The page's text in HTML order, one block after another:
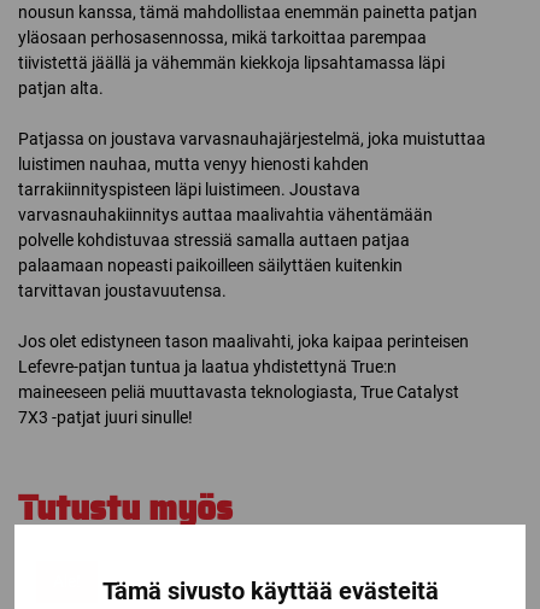
Tämä sivusto käyttää evästeitä
nousun kanssa, tämä mahdollistaa enemmän painetta patjan
yläosaan perhosasennossa, mikä tarkoittaa parempaa
tiivistettä jäällä ja vähemmän kiekkoja lipsahtamassa läpi
patjan alta.
Patjassa on joustava varvasnauhajärjestelmä, joka muistuttaa
luistimen nauhaa, mutta venyy hienosti kahden
tarrakiinnityspisteen läpi luistimeen. Joustava
varvasnauhakiinnitys auttaa maalivahtia vähentämään
polvelle kohdistuvaa stressiä samalla auttaen patjaa
palaamaan nopeasti paikoilleen säilyttäen kuitenkin
tarvittavan joustavuutensa.
Jos olet edistyneen tason maalivahti, joka kaipaa perinteisen
Lefevre-patjan tuntua ja laatua yhdistettynä True:n
maineeseen peliä muuttavasta teknologiasta, True Catalyst
7X3 -patjat juuri sinulle!
Tutustu myös